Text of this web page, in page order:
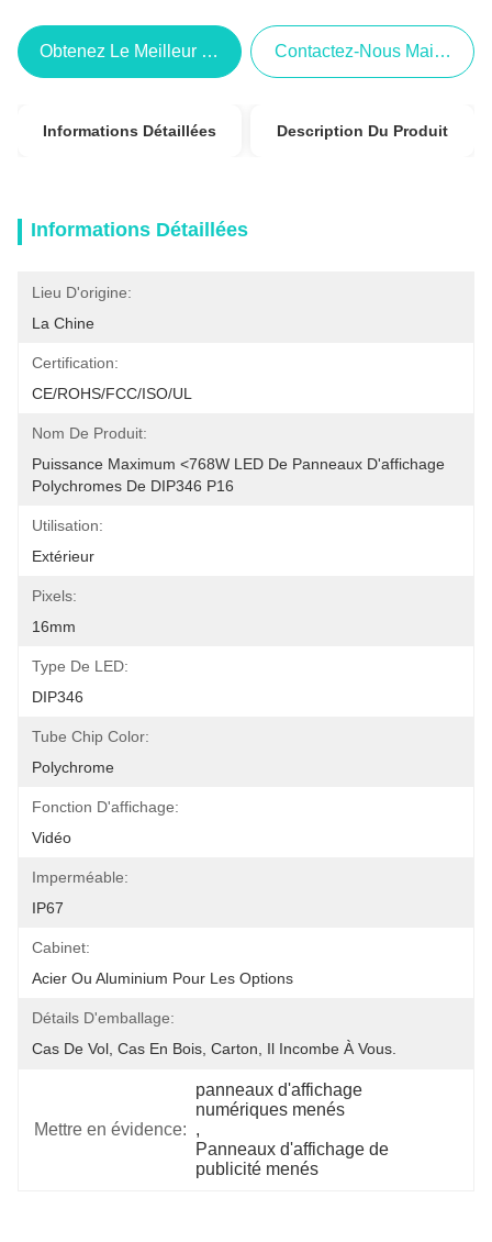
Obtenez Le Meilleur Prix Contactez-Nous Maintenant
Informations Détaillées Description Du Produit
Informations Détaillées
Lieu D'origine:
La Chine
Certification:
CE/ROHS/FCC/ISO/UL
Nom De Produit:
Puissance Maximum <768W LED De Panneaux D'affichage
Polychromes De DIP346 P16
Utilisation:
Extérieur
Pixels:
16mm
Type De LED:
DIP346
Tube Chip Color:
Polychrome
Fonction D'affichage:
Vidéo
Imperméable:
IP67
Cabinet:
Acier Ou Aluminium Pour Les Options
Détails D'emballage:
Cas De Vol, Cas En Bois, Carton, Il Incombe À Vous.
Mettre en évidence:
panneaux d'affichage
numériques menés
,
Panneaux d'affichage de
publicité menés